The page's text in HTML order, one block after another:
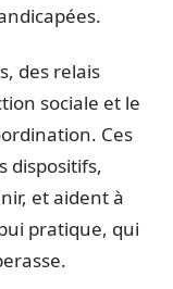
des relais
sociale et le
Ces
dispositifs,
et aident à
pratique, qui